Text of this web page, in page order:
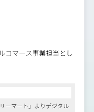
の企画・立案
づくパフォーマンス
データ分析
各所との協力、ディレ
立案全般
コマース事業担当とし
作管理、サイト掲載
ーマート」よりデジタル